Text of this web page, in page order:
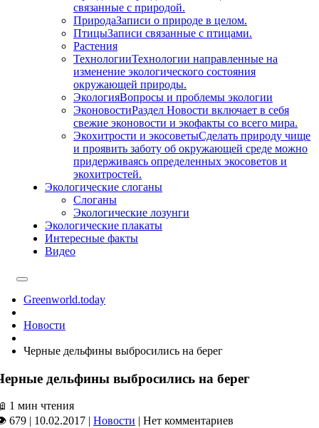
связанные с природой.
ПриродаЗаписи о природе в целом.
ПтицыЗаписи связанные с птицами.
Растения
ТехнологииТехнологии направленные на
изменение экологического состояния
окружающей природы.
ЭкологияВопросы и проблемы экологии
ЭконовостиРаздел Новости включает в себя
свежие эконовости и экофакты со всего мира.
Экохитрости и экосоветыСделать природу чище
и проявить заботу об окружающей среде можно
придерживаясь определенных экосоветов и
экохитростей.
Экологические слоганы
Слоганы
Экологические лозунги
Экологические плакаты
Интересные факты
Видео
Greenworld.today
Новости
Черные дельфины выбросились на берег
дельфины выбросились на берег
1 мин чтения
679 | 10.02.2017 | Новости | Нет комментариев